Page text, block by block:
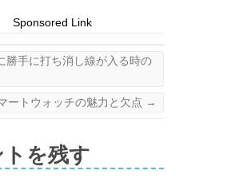
Sponsored Link
勝手に打ち消し線が入る時の
ートウォッチの魅力と欠点 →
トを残す